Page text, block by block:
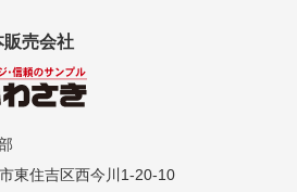
販売会社
東住吉区西今川1-20-10